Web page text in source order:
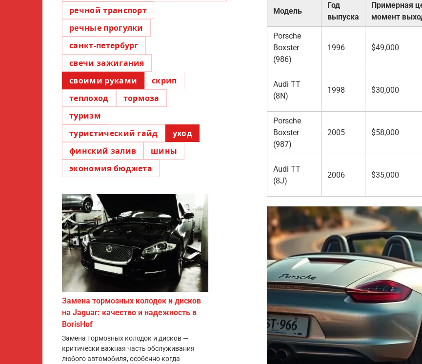
Модель
Год
выпуска
Примерная
момент
Porsche
Boxster
(986)
1996 $49,000
Audi TT
(8N)
1998 $30,000
Porsche
Boxster
(987)
2005 $58,000
Audi TT
(8J)
2006 $35,000
речной транспорт
речные прогулки
санкт-петербург
свечи зажигания
своими руками
скрип
теплоход
тормоза
туризм
туристический гайд
уход
финский залив
шины
экономия бюджета
Замена тормозных колодок и дисков
на Jaguar: качество и надежность в
BorisHof
Замена тормозных колодок и дисков —
критически важная часть обслуживания
любого автомобиля, особенно когда